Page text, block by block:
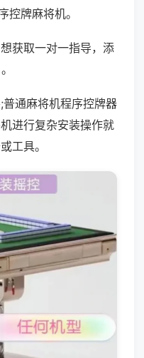
控牌麻将机。
获取一对一指导，添
通麻将机程序控牌器
进行复杂安装操作就
工具。